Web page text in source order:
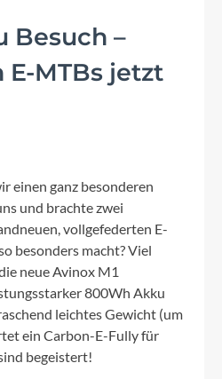
Besuch –
E-MTBs jetzt
einen ganz besonderen
und brachte zwei
vollgefederten E-
besonders macht? Viel
neue Avinox M1
800Wh Akku
leichtes Gewicht (um
ein Carbon-E-Fully für
begeistert!